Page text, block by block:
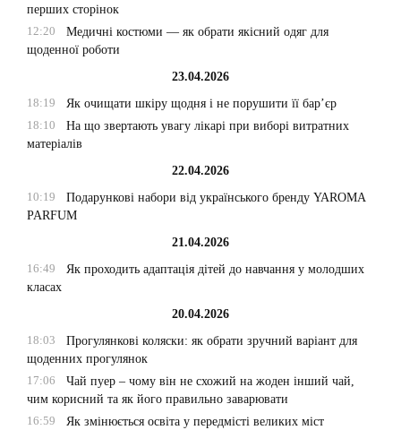
перших сторінок
12:20
Медичні костюми — як обрати якісний одяг для
щоденної роботи
23.04.2026
18:19
Як очищати шкіру щодня і не порушити її бар’єр
18:10
На що звертають увагу лікарі при виборі витратних
матеріалів
22.04.2026
10:19
Подарункові набори від українського бренду YAROMA
PARFUM
21.04.2026
16:49
Як проходить адаптація дітей до навчання у молодших
класах
20.04.2026
18:03
Прогулянкові коляски: як обрати зручний варіант для
щоденних прогулянок
17:06
Чай пуер – чому він не схожий на жоден інший чай,
чим корисний та як його правильно заварювати
16:59
Як змінюється освіта у передмісті великих міст